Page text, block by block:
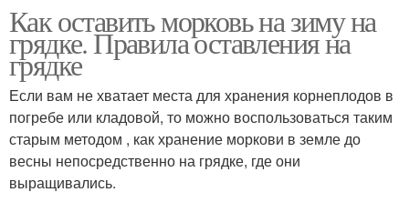
Как оставить морковь на зиму на
грядке. Правила оставления на
грядке
Если вам не хватает места для хранения корнеплодов в
погребе или кладовой, то можно воспользоваться таким
старым методом , как хранение моркови в земле до
весны непосредственно на грядке, где они
выращивались.